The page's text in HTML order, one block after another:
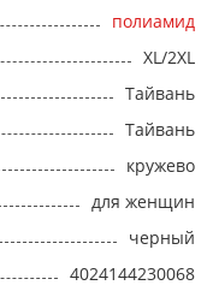
полиамид
XL/2XL
Тайвань
Тайвань
кружево
для женщин
черный
4024144230068